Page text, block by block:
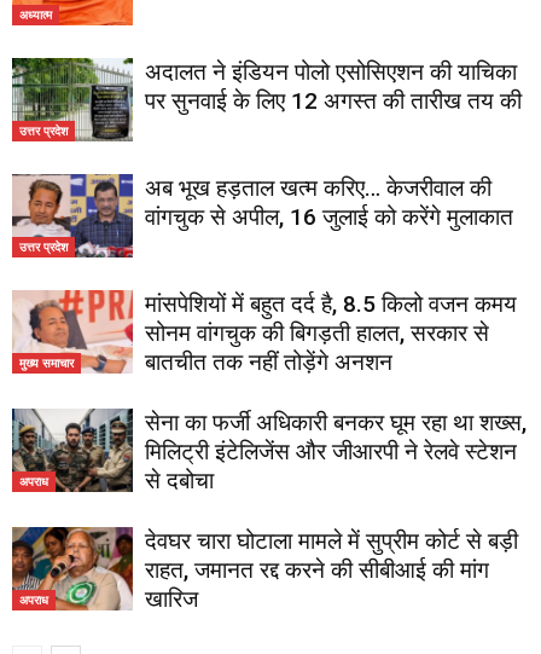
अध्यात्म
उत्तर प्रदेश
अदालत ने इंडियन पोलो एसोसिएशन की याचिका
पर सुनवाई के लिए 12 अगस्त की तारीख तय की
उत्तर प्रदेश
अब भूख हड़ताल खत्म करिए… केजरीवाल की
वांगचुक से अपील, 16 जुलाई को करेंगे मुलाकात
मुख्य समाचार
मांसपेशियों में बहुत दर्द है, 8.5 किलो वजन कमय
सोनम वांगचुक की बिगड़ती हालत, सरकार से
बातचीत तक नहीं तोड़ेंगे अनशन
अपराध
सेना का फर्जी अधिकारी बनकर घूम रहा था शख्स,
मिलिट्री इंटेलिजेंस और जीआरपी ने रेलवे स्टेशन
से दबोचा
अपराध
देवघर चारा घोटाला मामले में सुप्रीम कोर्ट से बड़ी
राहत, जमानत रद्द करने की सीबीआई की मांग
खारिज